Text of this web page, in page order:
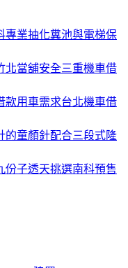
專業抽化糞池與電梯保
北當舖安全三重機車借
款用車需求台北機車借
的童顏針配合三段式隆
份子透天挑選南科預售